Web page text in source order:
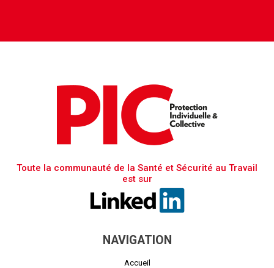
Toute la communauté de la Santé et Sécurité au Travail
est sur
NAVIGATION
Accueil